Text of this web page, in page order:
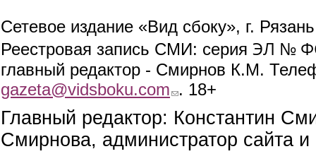
Сетевое издание «Вид сбоку», г.
Реестровая запись СМИ: серия ЭЛ №
главный редактор - Смирнов К.М.
gazeta@vidsboku.com (link sends e-mail)
. 18+
Главный редактор: Константин
Смирнова, администратор сайта